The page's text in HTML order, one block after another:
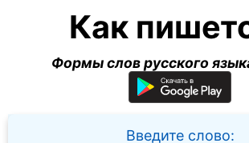
Как
Формы слов русского
Введите слово: